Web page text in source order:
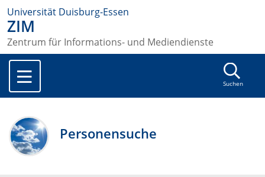
Universität Duisburg-Essen
ZIM
Zentrum für Informations- und Mediendienste
Suchen
Personensuche